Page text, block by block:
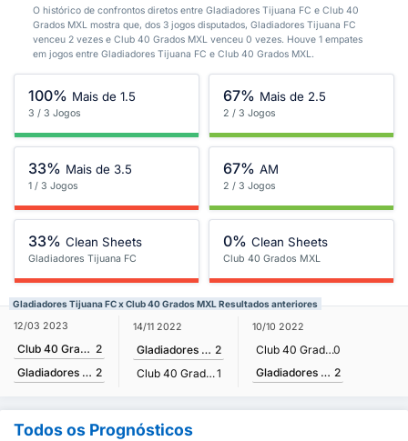
O histórico de confrontos diretos entre Gladiadores Tijuana FC e Club 40
Grados MXL mostra que, dos 3 jogos disputados, Gladiadores Tijuana FC
venceu 2 vezes e Club 40 Grados MXL venceu 0 vezes. Houve 1 empates
em jogos entre Gladiadores Tijuana FC e Club 40 Grados MXL.
100% Mais de 1.5
3 / 3 Jogos
67% Mais de 2.5
2 / 3 Jogos
33% Mais de 3.5
1 / 3 Jogos
67% AM
2 / 3 Jogos
33% Clean Sheets
Gladiadores Tijuana FC
0% Clean Sheets
Club 40 Grados MXL
Gladiadores Tijuana FC x Club 40 Grados MXL Resultados anteriores
12/03 2023
Club 40 Grados MXL 2
Gladiadores Tijuana FC 2
14/11 2022
Gladiadores Tijuana FC 2
Club 40 Grados MXL 1
10/10 2022
Club 40 Grados MXL0
Gladiadores Tijuana FC 2
Todos os Prognósticos